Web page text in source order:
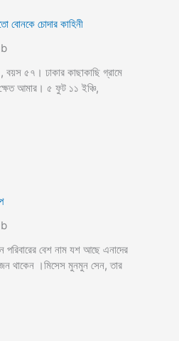
বোনকে চোদার কাহিনী
বয়স ৫৭। ঢাকার কাছাকাছি গ্রামে
আমার। ৫ ফুট ১১ ইঞ্চি,
পরিবারের বেশ নাম যশ আছে এনাদের
থাকেন ।মিসেস মুনমুন সেন, তার